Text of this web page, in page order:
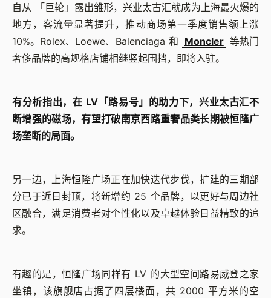
自从 「巨轮」露出雏形，兴业太古汇就成为上海最火爆的
地方，客流量显著提升，推动商场第一季度销售额上涨
10%。Rolex、Loewe、Balenciaga 和 Moncler 等热门
奢侈品牌的高规格店铺相继竖起围挡，即将入驻。
有分析指出，在 LV「路易号」的助力下，兴业太古汇不
断增强的磁场，有望打破南京西路重奢品类长期被恒隆广
场垄断的局面。
另一边，上海恒隆广场正在加快迭代步伐，扩建的三期部
分已于近日封顶，将新增约 25 个品牌，以更好与周边社
区融合，满足消费者对个性化以及卓越体验日益精致的追
求。
有趣的是，恒隆广场同样有 LV 的大型空间路易威登之家
坐镇，该旗舰店占据了四层楼面，共 2000 平方米的空